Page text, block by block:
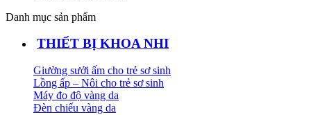
Danh mục sản phẩm
THIẾT BỊ KHOA NHI
Giường sưởi ấm cho trẻ sơ sinh
Lồng ấp – Nôi cho trẻ sơ sinh
Máy đo độ vàng da
Đèn chiếu vàng da